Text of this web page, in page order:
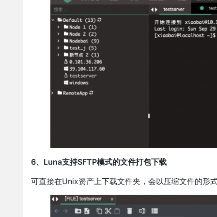
6、Luna支持SFTP模式的文件打包下载
可直接在Unix资产上下载文件夹，会以压缩文件的形